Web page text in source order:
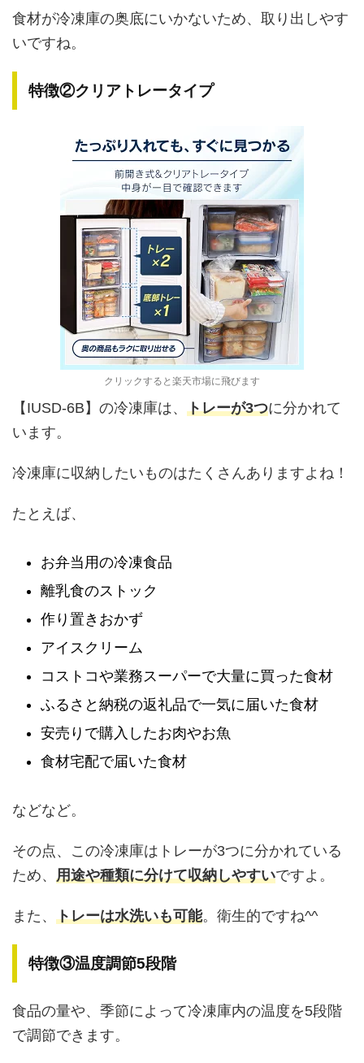
食材が冷凍庫の奥底にいかないため、取り出しやす
いですね。
特徴②クリアトレータイプ
クリックすると楽天市場に飛びます
【IUSD-6B】の冷凍庫は、 トレーが3つに分かれて
います。
冷凍庫に収納したいものはたくさんありますよね！
たとえば、
お弁当用の冷凍食品
離乳食のストック
作り置きおかず
アイスクリーム
コストコや業務スーパーで大量に買った食材
ふるさと納税の返礼品で一気に届いた食材
安売りで購入したお肉やお魚
食材宅配で届いた食材
などなど。
その点、この冷凍庫はトレーが3つに分かれている
ため、 用途や種類に分けて収納しやすいですよ。
また、 トレーは水洗いも可能。衛生的ですね^^
特徴③温度調節5段階
食品の量や、季節によって冷凍庫内の温度を5段階
で調節できます。